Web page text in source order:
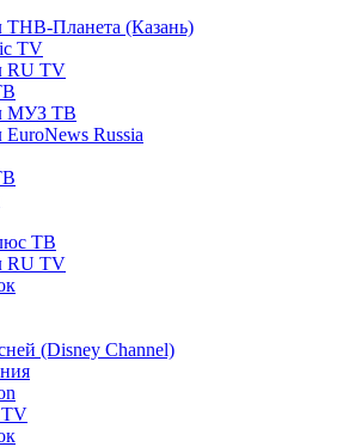
ТНВ-Планета (Казань)
TV
RU TV
МУЗ ТВ
EuroNews Russia
ТВ
RU TV
(Disney Channel)